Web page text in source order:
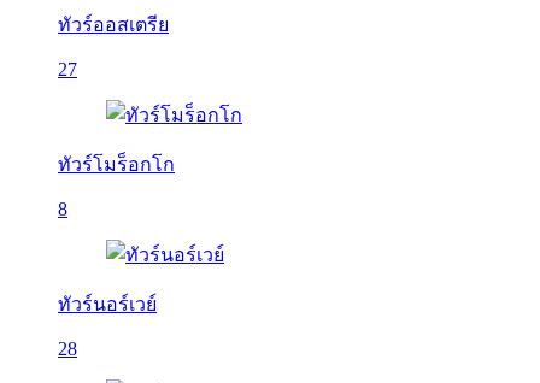
ทัวร์ออสเตรีย
27
ทัวร์โมร็อกโก
8
ทัวร์นอร์เวย์
28